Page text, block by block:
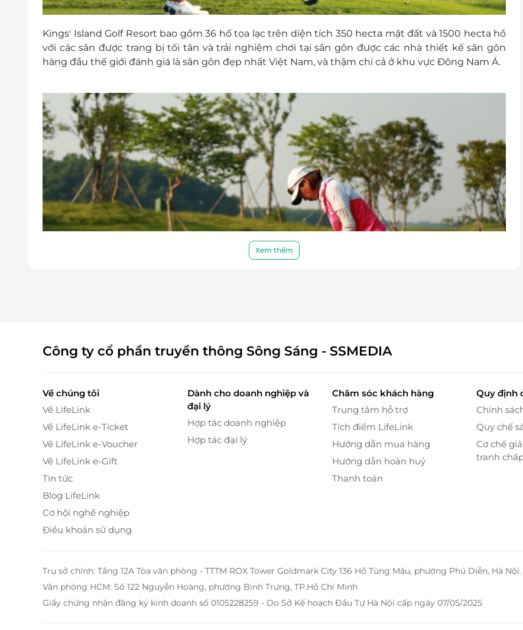
Kings' Island Golf Resort bao gồm 36 hố tọa lạc trên diện tích 350 hecta mặt đất và 1500 hecta hồ
với các sân được trang bị tối tân và trải nghiệm chơi tại sân gôn được các nhà thiết kế sân gôn
hàng đầu thế giới đánh giá là sân gôn đẹp nhất Việt Nam, và thậm chí cả ở khu vực Đông Nam Á.
Sân Lakeside được thiết kế vào năm 1993 bởi ông Robert Mc Farland - một kiến trúc sư người Mỹ
nổi tiếng. Vị kiến trúc sư tài hoa đã tận dụng triệt để lợi thế về địa hình để thiết kế rất nhiều hố
gôn tại 1500 hecta hồ nước xung quanh. Cách 6516 yard từ Gold tees, sân gôn Par 72 này sẽ đem
lại cho người chơi nhiều thách thức bất kể handicap hay khả năng chơi gôn của họ như thế nào.
Các green ở đây khá nhỏ nhưng rất đẹp. Cỏ trồng tại các green là giống cỏ TifDwarf, còn tại các
fairways sử dụng cỏ Bermuda. Sân Lakeside được bảo dưỡng định kỳ bởi các chuyên gia nước
Xem thêm
Công ty cổ phần truyền thông Sông Sáng - SSMEDIA
Về chúng tôi
Về LifeLink
Về LifeLink e-Ticket
Về LifeLink e-Voucher
Về LifeLink e-Gift
Tin tức
Blog LifeLink
Cơ hội nghề nghiệp
Điều khoản sử dụng
Dành cho doanh nghiệp và
đại lý
Hợp tác doanh nghiệp
Hợp tác đại lý
Chăm sóc khách hàng
Trung tâm hỗ trợ
Tích điểm LifeLink
Hướng dẫn mua hàng
Hướng dẫn hoàn huỷ
Thanh toán
Quy định
Chính
Quy chế
Cơ chế
tranh
Trụ sở chính: Tầng 12A Tòa văn phòng - TTTM ROX Tower Goldmark City 136 Hồ Tùng Mậu, phường Phú Diễn, Hà
Văn phòng HCM: Số 122 Nguyễn Hoàng, phường Bình Trưng, TP.Hồ Chí Minh
Giấy chứng nhận đăng ký kinh doanh số 0105228259 - Do Sở Kế hoạch Đầu Tư Hà Nội cấp ngày 07/05/2025